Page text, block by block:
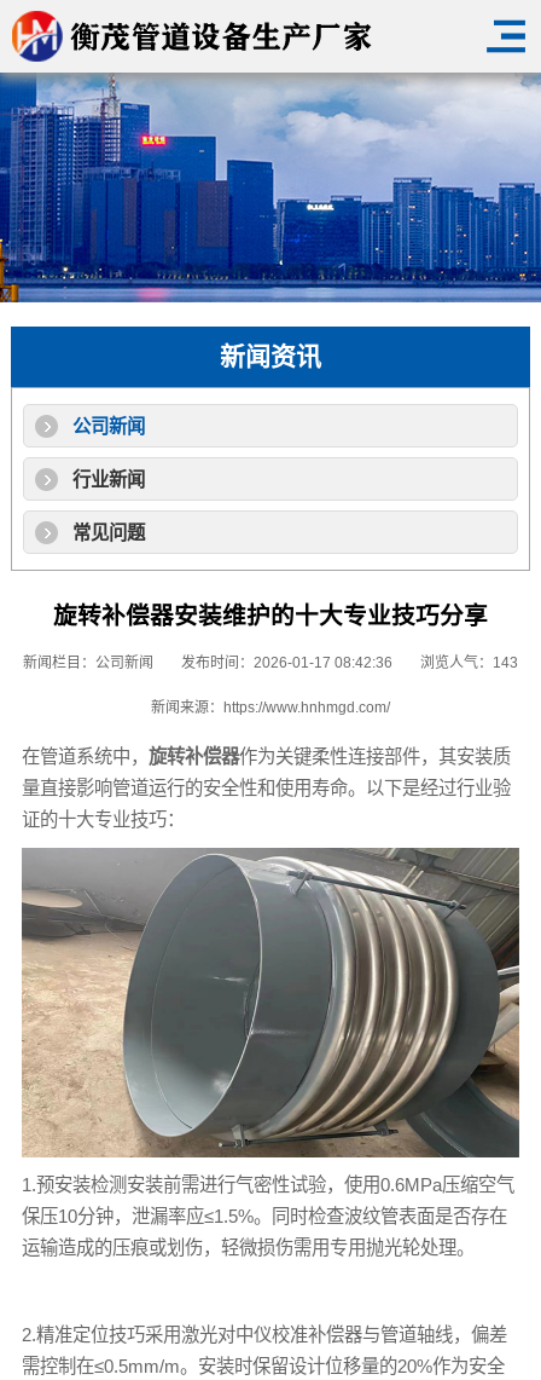
新闻资讯
公司新闻
行业新闻
常见问题
旋转补偿器安装维护的十大专业技巧分享
新闻栏目： 公司新闻 发布时间：2026-01-17 08:42:36 浏览人气：143
新闻来源： https://www.hnhmgd.com/
在管道系统中， 旋转补偿器作为关键柔性连接部件，其安装质
量直接影响管道运行的安全性和使用寿命。以下是经过行业验
证的十大专业技巧：
1.预安装检测安装前需进行气密性试验，使用0.6MPa压缩空气
保压10分钟，泄漏率应≤1.5%。同时检查波纹管表面是否存在
运输造成的压痕或划伤，轻微损伤需用专用抛光轮处理。
2.精准定位技巧采用激光对中仪校准补偿器与管道轴线，偏差
需控制在≤0.5mm/m。安装时保留设计位移量的20%作为安全